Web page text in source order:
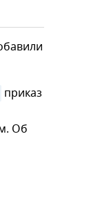
приказ
Об